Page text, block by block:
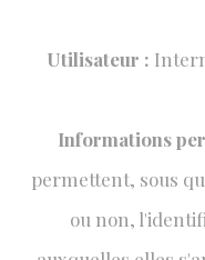
Utilisateur :
Informations
permettent, sous
ou non,